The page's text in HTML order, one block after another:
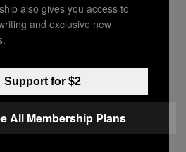
fi mai deschiși la
also gives you access to
and exclusive new
Support for $2
All Membership Plans